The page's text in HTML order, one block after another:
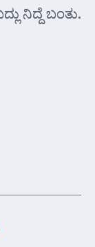
ನಿದ್ದೆ ಬಂತು.